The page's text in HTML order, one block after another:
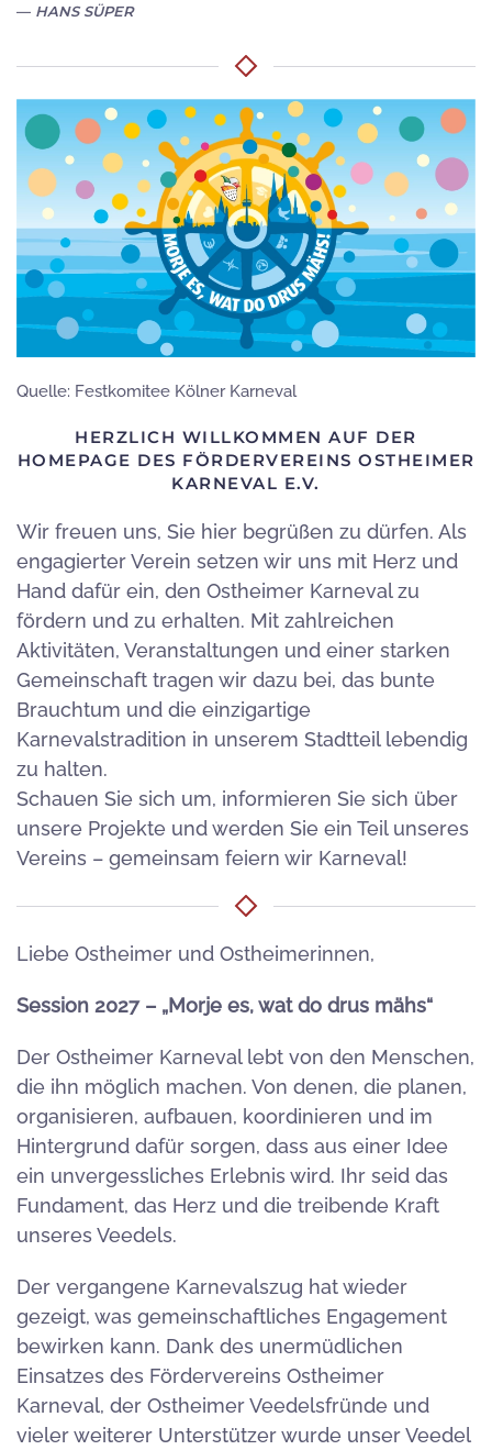
HANS SÜPER
Quelle: Festkomitee Kölner Karneval
HERZLICH WILLKOMMEN AUF DER
HOMEPAGE DES FÖRDERVEREINS OSTHEIMER
KARNEVAL E.V.
Wir freuen uns, Sie hier begrüßen zu dürfen. Als
engagierter Verein setzen wir uns mit Herz und
Hand dafür ein, den Ostheimer Karneval zu
fördern und zu erhalten. Mit zahlreichen
Aktivitäten, Veranstaltungen und einer starken
Gemeinschaft tragen wir dazu bei, das bunte
Brauchtum und die einzigartige
Karnevalstradition in unserem Stadtteil lebendig
zu halten.
Schauen Sie sich um, informieren Sie sich über
unsere Projekte und werden Sie ein Teil unseres
Vereins – gemeinsam feiern wir Karneval!
Liebe Ostheimer und Ostheimerinnen,
Session 2027 – „Morje es, wat do drus mähs“
Der Ostheimer Karneval lebt von den Menschen,
die ihn möglich machen. Von denen, die planen,
organisieren, aufbauen, koordinieren und im
Hintergrund dafür sorgen, dass aus einer Idee
ein unvergessliches Erlebnis wird. Ihr seid das
Fundament, das Herz und die treibende Kraft
unseres Veedels.
Der vergangene Karnevalszug hat wieder
gezeigt, was gemeinschaftliches Engagement
bewirken kann. Dank des unermüdlichen
Einsatzes des Fördervereins Ostheimer
Karneval, der Ostheimer Veedelsfründe und
vieler weiterer Unterstützer wurde unser Veedel